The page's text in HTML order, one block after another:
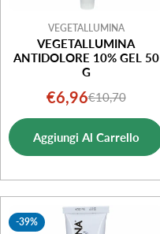
VEGETALLUMINA
VEGETALLUMINA
ANTIDOLORE 10% GEL 50
G
Prezzo
di
vendita
€6,96Prezzo
normale
€10,70
Aggiungi Al Carrello
-39%